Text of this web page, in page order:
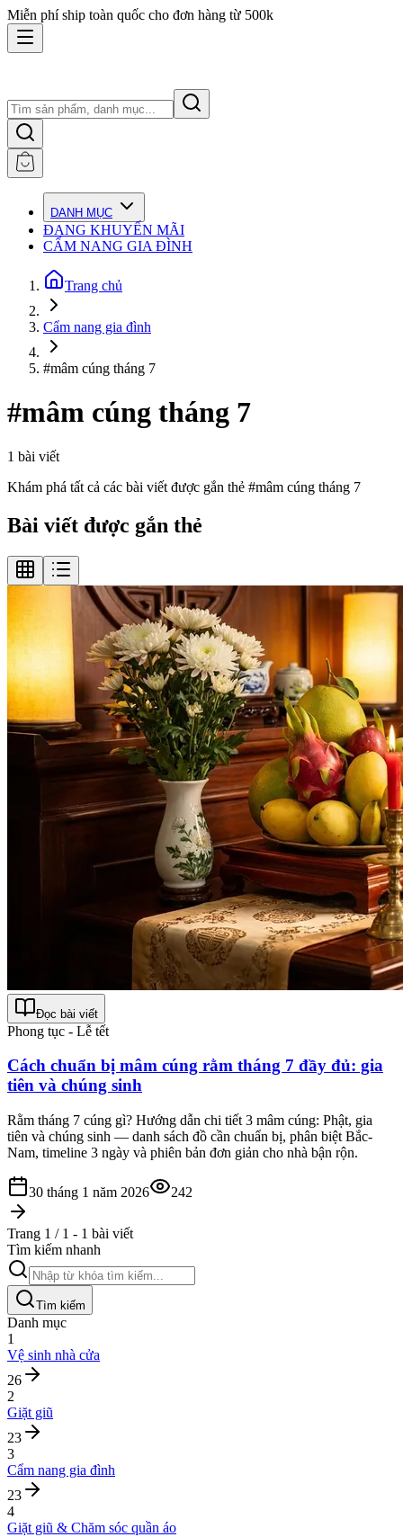
Miễn phí ship toàn quốc cho đơn hàng từ 500k
DANH MỤC
ĐANG KHUYẾN MÃI
CẨM NANG GIA ĐÌNH
Trang chủ
Cẩm nang gia đình
#mâm cúng tháng 7
#mâm cúng tháng 7
1 bài viết
Khám phá tất cả các bài viết được gắn thẻ #mâm cúng tháng 7
Bài viết được gắn thẻ
Đọc bài viết
Phong tục - Lễ tết
Cách chuẩn bị mâm cúng rằm tháng 7 đầy đủ: gia
tiên và chúng sinh
Rằm tháng 7 cúng gì? Hướng dẫn chi tiết 3 mâm cúng: Phật, gia
tiên và chúng sinh — danh sách đồ cần chuẩn bị, phân biệt Bắc-
Nam, timeline 3 ngày và phiên bản đơn giản cho nhà bận rộn.
30 tháng 1 năm 2026 242
Trang 1 / 1 - 1 bài viết
Tìm kiếm nhanh
Tìm kiếm
Danh mục
1
Vệ sinh nhà cửa
26
2
Giặt giũ
23
3
Cẩm nang gia đình
23
4
Giặt giũ & Chăm sóc quần áo